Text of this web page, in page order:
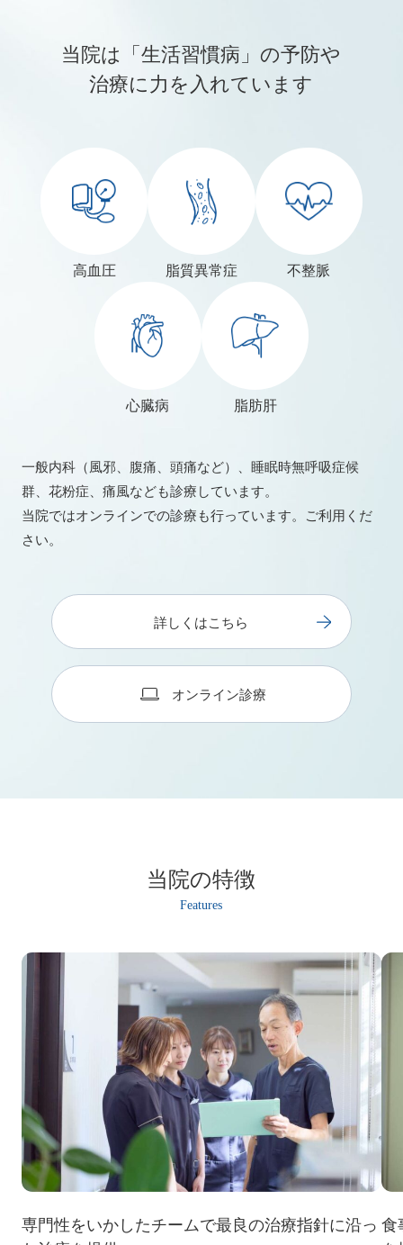
当院は「生活習慣病」の予防や
治療に力を入れています
高血圧 脂質異常症 不整脈
心臓病 脂肪肝
一般内科（風邪、腹痛、頭痛など）、睡眠時無呼吸症候
群、花粉症、痛風なども診療しています。
当院ではオンラインでの診療も行っています。ご利用くだ
さい。
詳しくはこちら
オンライン診療
当院の特徴
専門性をいかしたチームで最良の治療指針に沿っ 食